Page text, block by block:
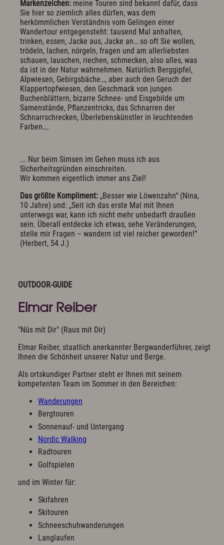
Markenzeichen: meine Touren sind bekannt dafür, dass
Sie hier so ziemlich alles dürfen, was dem
herkömmlichen Verständnis vom Gelingen einer
Wandertour entgegensteht: tausend Mal anhalten,
trinken, essen, Jacke aus, Jacke an… so oft Sie wollen,
trödeln, lachen, nörgeln, fragen und am allerliebsten
schauen, lauschen, riechen, schmecken, also alles, was
da ist in der Natur wahrnehmen. Natürlich Berggipfel,
Alpwiesen, Gebirgsbäche…, aber auch den Geruch der
Klappertopfwiesen, den Geschmack von jungen
Buchenblättern, bizarre Schnee- und Eisgebilde um
Samenstände, Pflanzentricks, das Schnarren der
Schnarrschrecken, Überlebenskünstler in leuchtenden
Farben….
... Nur beim Simsen im Gehen muss ich aus
Sicherheitsgründen einschreiten.
Wir kommen eigentlich immer ans Ziel!
Das größte Kompliment: „Besser wie Löwenzahn“ (Nina,
10 Jahre) und: „Seit ich das erste Mal mit Ihnen
unterwegs war, kann ich nicht mehr unbedarft draußen
sein. Überall entdecke ich etwas, sehe Veränderungen,
stelle mir Fragen – wandern ist viel reicher geworden!“
(Herbert, 54 J.)
OUTDOOR-GUIDE
Elmar Reiber
"Nüs mit Dir" (Raus mit Dir)
Elmar Reiber, staatlich anerkannter Bergwanderführer, zeigt
Ihnen die Schönheit unserer Natur und Berge.
Als ortskundiger Partner steht er Ihnen mit seinem
kompetenten Team im Sommer in den Bereichen:
Wanderungen
Bergtouren
Sonnenauf- und Untergang
Nordic Walking
Radtouren
Golfspielen
und im Winter für:
Skifahren
Skitouren
Schneeschuhwanderungen
Langlaufen